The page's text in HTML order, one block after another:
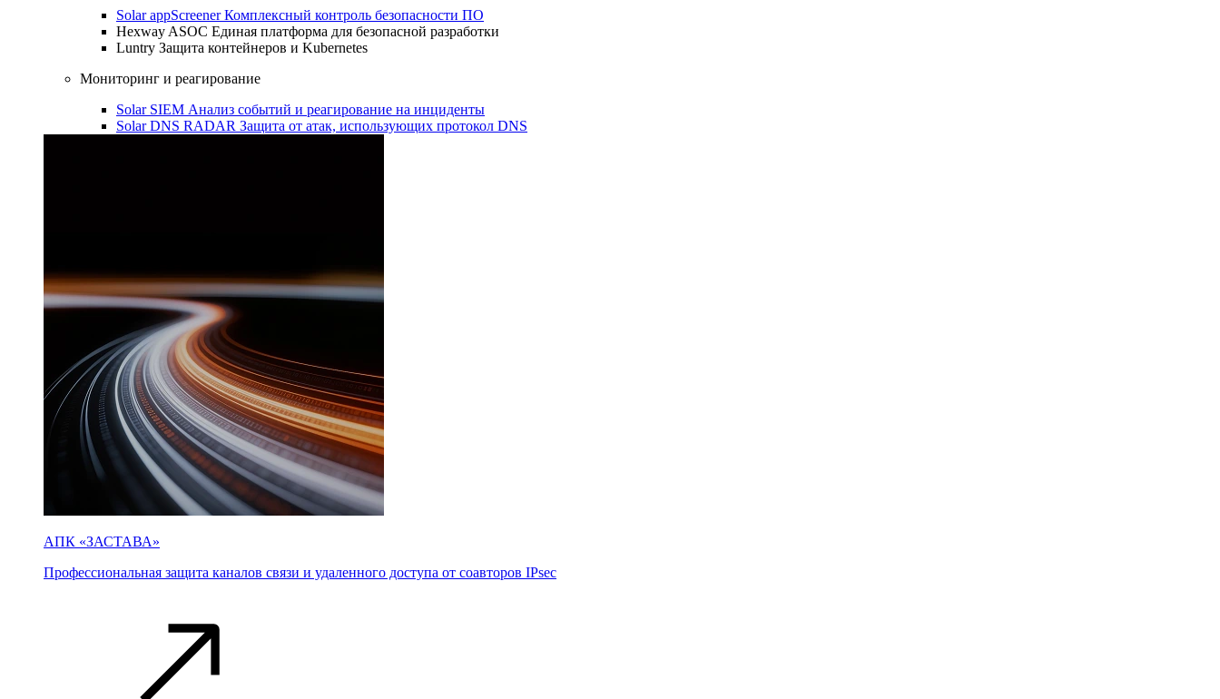
Solar appScreenerКомплексный контроль безопасности ПО
Hexway ASOC Единая платформа для безопасной разработки
Luntry Защита контейнеров и Kubernetes
Мониторинг и реагирование
Solar SIEM Анализ событий и реагирование на инциденты
Solar DNS RADAR Защита от атак, использующих протокол DNS
АПК «ЗАСТАВА»
Профессиональная защита каналов связи и удаленного доступа от соавторов IPsec